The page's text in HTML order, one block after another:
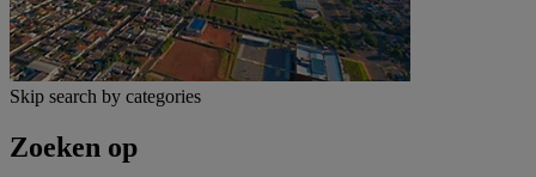
Skip search by categories
Zoeken op